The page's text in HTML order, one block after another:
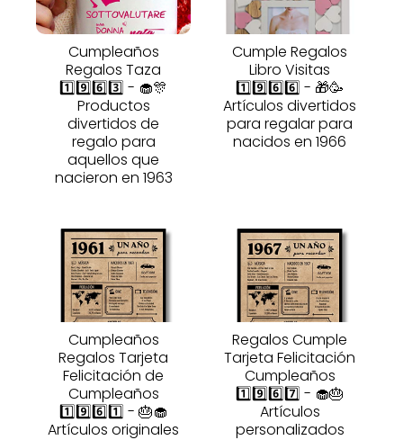
Cumpleaños
Regalos Taza
1️⃣9️⃣6️⃣3️⃣ - 🧁🎊
Productos
divertidos de
regalo para
aquellos que
nacieron en 1963
Cumple Regalos
Libro Visitas
1️⃣9️⃣6️⃣6️⃣ - 🎁🥳
Artículos divertidos
para regalar para
nacidos en 1966
Cumpleaños
Regalos Tarjeta
Felicitación de
Cumpleaños
1️⃣9️⃣6️⃣1️⃣ - 🎂🧁
Artículos originales
Regalos Cumple
Tarjeta Felicitación
Cumpleaños
1️⃣9️⃣6️⃣7️⃣ - 🧁🎂
Artículos
personalizados